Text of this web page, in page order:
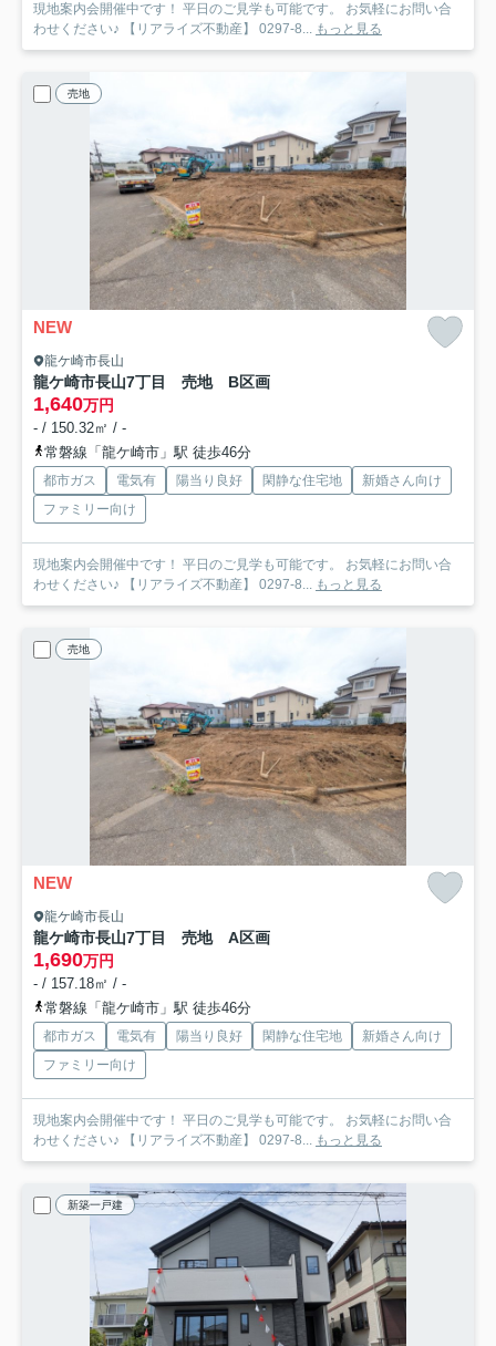
現地案内会開催中です！ 平日のご見学も可能です。 お気軽にお問い合
わせください♪ 【リアライズ不動産】 0297-8... もっと見る
売地
NEW
龍ケ崎市長山
龍ケ崎市長山7丁目 売地 B区画
1,640万円
- / 150.32㎡ / -
常磐線「龍ケ崎市」駅 徒歩46分
都市ガス 電気有 陽当り良好 閑静な住宅地
新婚さん向け
ファミリー向け
現地案内会開催中です！ 平日のご見学も可能です。 お気軽にお問い合
わせください♪ 【リアライズ不動産】 0297-8... もっと見る
売地
NEW
龍ケ崎市長山
龍ケ崎市長山7丁目 売地 A区画
1,690万円
- / 157.18㎡ / -
常磐線「龍ケ崎市」駅 徒歩46分
都市ガス 電気有 陽当り良好 閑静な住宅地
新婚さん向け
ファミリー向け
現地案内会開催中です！ 平日のご見学も可能です。 お気軽にお問い合
わせください♪ 【リアライズ不動産】 0297-8... もっと見る
新築一戸建